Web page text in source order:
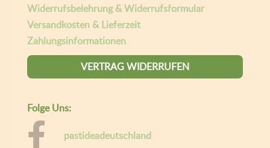
Widerrufsbelehrung & Widerrufsformular
Versandkosten & Lieferzeit
Zahlungsinformationen
VERTRAG WIDERRUFEN
Folge Uns:
pastideadeutschland